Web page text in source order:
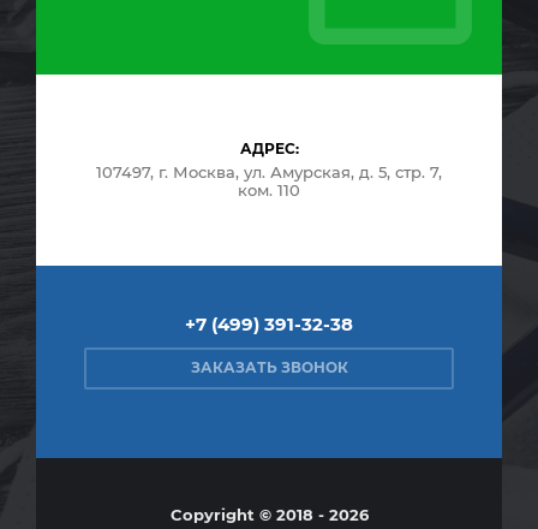
АДРЕС:
107497, г. Москва, ул. Амурская, д. 5, стр. 7,
ком. 110
+7 (499) 391-32-38
ЗАКАЗАТЬ ЗВОНОК
Copyright © 2018 - 2026